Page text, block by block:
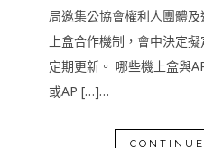
局邀集公協會權利人團體
上盒合作機制，會中決定
定期更新。 哪些機上盒與
或AP […]…